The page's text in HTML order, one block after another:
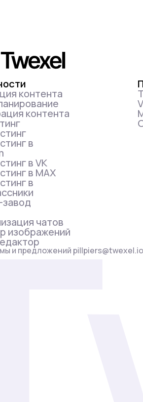
контента
контента
в
в VK
в MAX
в
чатов
изображений
и предложений pillpiers@twexel.io